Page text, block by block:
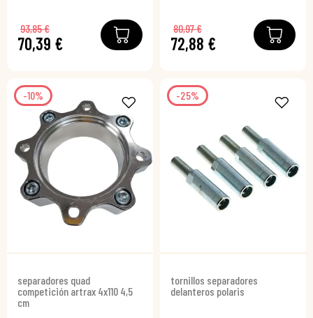
70,39 €
93,85 €
72,88 €
80,97 €
-10%
separadores quad
competición artrax 4x110 4,5
cm
-25%
tornillos separadores
delanteros polaris